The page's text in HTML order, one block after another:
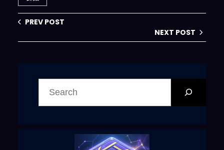
PREV POST
NEXT POST